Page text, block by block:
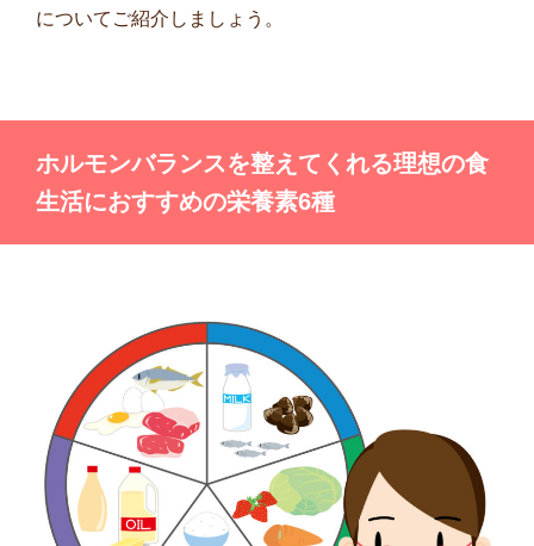
についてご紹介しましょう。
ホルモンバランスを整えてくれる理想の食
生活におすすめの栄養素6種